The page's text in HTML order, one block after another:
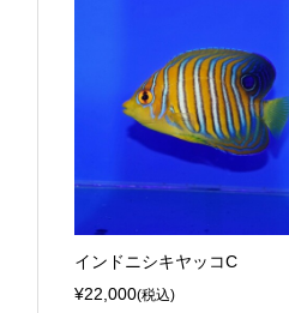
インドニシキヤッコC
¥22,000(税込)